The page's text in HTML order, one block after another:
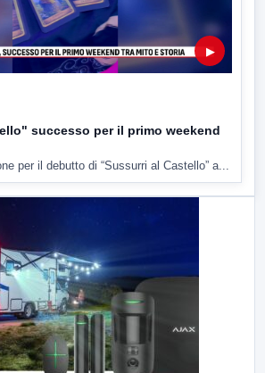
▶
successo per il primo weekend
per il debutto di “Sussurri al Castello” a...